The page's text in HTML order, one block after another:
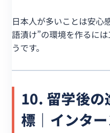
日本人が多いことは安心
語漬け”の環境を作るに
うです。
10. 留学後の
標｜インタ